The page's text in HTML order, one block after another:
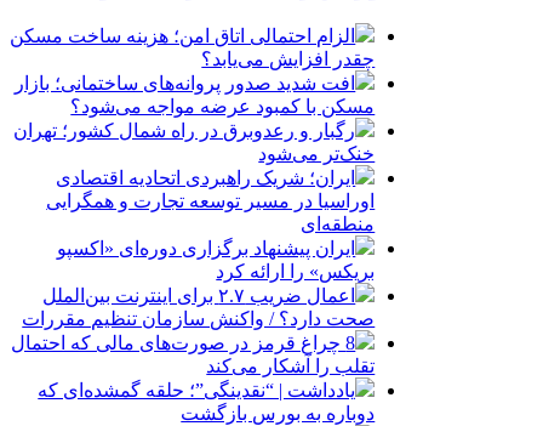
الزام احتمالی اتاق امن؛ هزینه ساخت مسکن
چقدر افزایش می‌یابد؟
افت شدید صدور پروانه‌های ساختمانی؛ بازار
مسکن با کمبود عرضه مواجه می‌شود؟
رگبار و رعدوبرق در راه شمال کشور؛ تهران
خنک‌تر می‌شود
ایران؛ شریک راهبردی اتحادیه اقتصادی
اوراسیا در مسیر توسعه تجارت و همگرایی
منطقه‌ای
ایران پیشنهاد برگزاری دوره‌ای «اکسپو
بریکس» را ارائه کرد
اعمال ضریب ۲.۷ برای اینترنت بین‌الملل
صحت دارد؟ / واکنش سازمان تنظیم مقررات
8 چراغ قرمز در صورت‌های مالی که احتمال
تقلب را آشکار می‌کند
یادداشت | “نقدینگی”؛ حلقه گمشده‌ای که
دوباره به بورس بازگشت